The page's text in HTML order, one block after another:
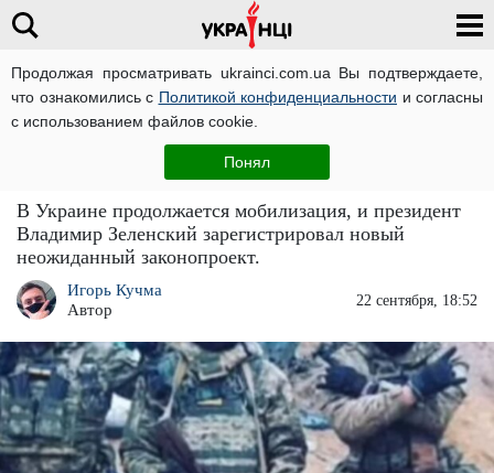
Продолжая просматривать ukrainci.com.ua Вы подтверждаете,
что ознакомились с Политикой конфиденциальности и согласны
с использованием файлов cookie.
Понял
Уже и за границей: мобилизация в Украине
приняла неожиданный оборот
В Украине продолжается мобилизация, и президент
Владимир Зеленский зарегистрировал новый
неожиданный законопроект.
Игорь Кучма
Автор
22 сентября, 18:52